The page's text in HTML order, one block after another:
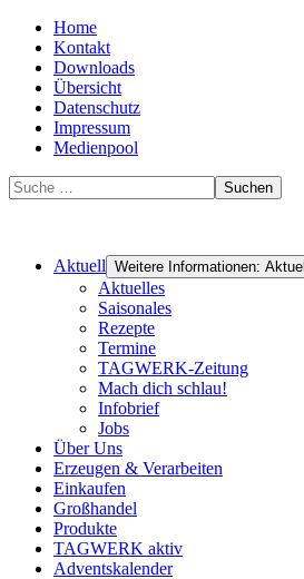
Home
Kontakt
Downloads
Übersicht
Datenschutz
Impressum
Medienpool
Suchen
Aktuell Weitere Informationen: Aktuell
Aktuelles
Saisonales
Rezepte
Termine
TAGWERK-Zeitung
Mach dich schlau!
Infobrief
Jobs
Über Uns
Erzeugen & Verarbeiten
Einkaufen
Großhandel
Produkte
TAGWERK aktiv
Adventskalender